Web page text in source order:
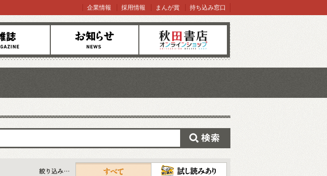
お知らせ オンラインショップ
企業情報 採用情報 まんが賞 持ち込み窓口